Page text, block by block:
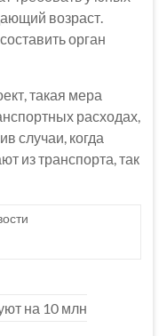
возраст.
орган
такая мера
расходах,
случаи, когда
из транспорта, так
на 10 млн